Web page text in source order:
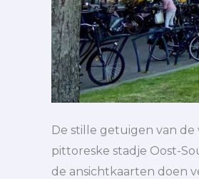
De stille getuigen van
pittoreske stadje Oost-
de ansichtkaarten doen